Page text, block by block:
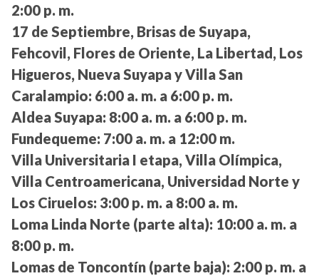
2:00 p. m.
17 de Septiembre, Brisas de Suyapa,
Fehcovil, Flores de Oriente, La Libertad, Los
Higueros, Nueva Suyapa y Villa San
Caralampio: 6:00 a. m. a 6:00 p. m.
Aldea Suyapa: 8:00 a. m. a 6:00 p. m.
Fundequeme: 7:00 a. m. a 12:00 m.
Villa Universitaria I etapa, Villa Olímpica,
Villa Centroamericana, Universidad Norte y
Los Ciruelos: 3:00 p. m. a 8:00 a. m.
Loma Linda Norte (parte alta): 10:00 a. m. a
8:00 p. m.
Lomas de Toncontín (parte baja): 2:00 p. m. a